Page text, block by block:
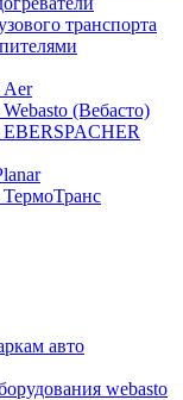
транспорта
Аer
(Вебасто)
авто
webasto